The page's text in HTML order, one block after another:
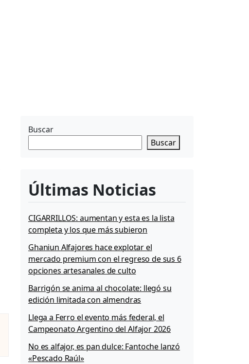
Buscar
Buscar
Últimas Noticias
CIGARRILLOS: aumentan y esta es la lista
completa y los que más subieron
Ghaniun Alfajores hace explotar el
mercado premium con el regreso de sus 6
opciones artesanales de culto
Barrigón se anima al chocolate: llegó su
edición limitada con almendras
Llega a Ferro el evento más federal, el
Campeonato Argentino del Alfajor 2026
No es alfajor, es pan dulce: Fantoche lanzó
«Pescado Raúl»